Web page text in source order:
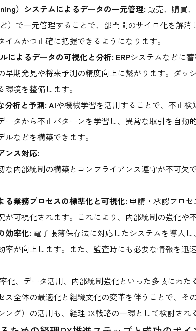
）システムによるデータの一元管理: 販売、購買
）で一元管理することで、部門間のサイロ化を解
ムかつ正確に把握できるようになります。
によるデータの可視化と分析: ERPシステムなどに
早期発見や将来予測の精度向上に繋がります。ダッ
境を整備します。
分析と予測: AIや機械学習を活用することで、不正
ータから不正パターンを学習し、異常な取引を自動
などを構築できます。
ンス対応:
な内部統制の構築とコンプライアンス遵守が不可欠で
る業務プロセスの標準化と可視化: 申請・承認プロ
が可視化されます。これにより、内部統制の強化や
効率化: 電子帳簿保存法に対応したシステムを導入
率が向上します。また、監査時にも必要な情報を迅
化、データ活用、内部統制強化といった多岐にわた
ス全体の最適化と組織文化の変革を伴うことで、そ
グ）の活用も、経理DX戦略の一環として検討され